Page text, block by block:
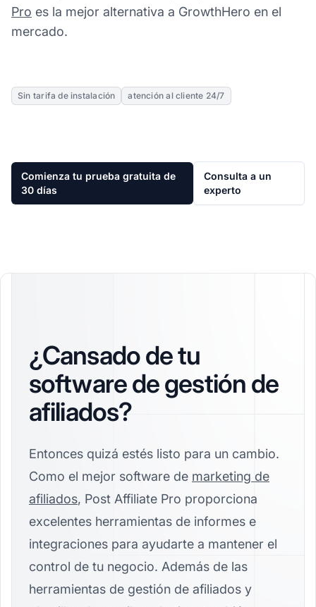
Pro es la mejor alternativa a GrowthHero en el
mercado.
Sin tarifa de instalación atención al cliente 24/7
Comienza tu prueba gratuita de
30 días
Consulta a un
experto
¿Cansado de tu
software de gestión de
afiliados?
Entonces quizá estés listo para un cambio.
Como el mejor software de marketing de
afiliados, Post Affiliate Pro proporciona
excelentes herramientas de informes e
integraciones para ayudarte a mantener el
control de tu negocio. Además de las
herramientas de gestión de afiliados y